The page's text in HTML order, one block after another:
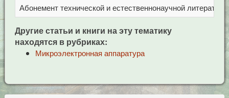
Абонемент технической и естественнонаучной литерат
Другие статьи и книги на эту тематику
находятся в рубриках:
Микроэлектронная аппаратура